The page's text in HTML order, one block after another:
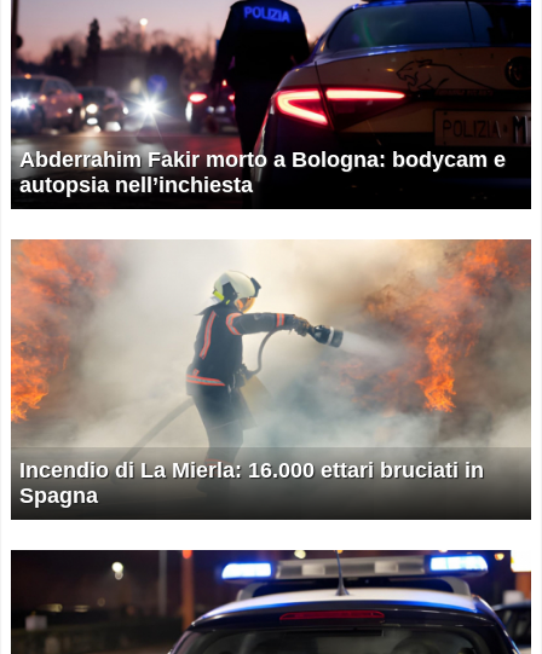
Abderrahim Fakir morto a Bologna: bodycam e
autopsia nell’inchiesta
Incendio di La Mierla: 16.000 ettari bruciati in
Spagna